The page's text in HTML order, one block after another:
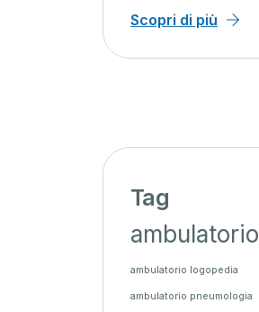
Scopri di più
Tag
ambulatorio
ambulatorio logopedia
ambulatorio pneumologia